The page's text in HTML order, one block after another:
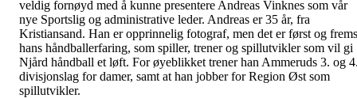
veldig fornøyd med å kunne presentere Andreas Vinknes som vår
nye Sportslig og administrative leder. Andreas er 35 år, fra
Kristiansand. Han er opprinnelig fotograf, men det er først og
hans håndballerfaring, som spiller, trener og spillutvikler som vil gi
Njård håndball et løft. For øyeblikket trener han Ammeruds 3. og
divisjonslag for damer, samt at han jobber for Region Øst som
spillutvikler.